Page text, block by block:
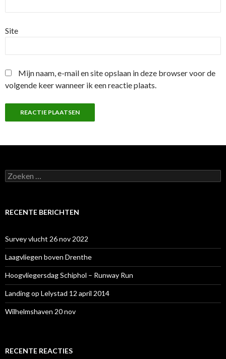
Site
Mijn naam, e-mail en site opslaan in deze browser voor de
volgende keer wanneer ik een reactie plaats.
Zoeken
naar:
RECENTE BERICHTEN
Survey vlucht 26 nov 2022
Laagvliegen boven Drenthe
Hoogvliegersdag Schiphol – Runway Run
Landing op Lelystad 12 april 2014
Wilhelmshaven 20 nov
RECENTE REACTIES